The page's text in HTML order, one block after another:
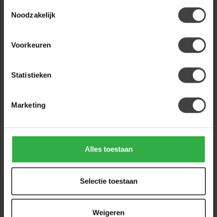
Noodzakelijk
Voorkeuren
Statistieken
Marketing
Alles toestaan
Selectie toestaan
Weigeren
Runa met Houten Onderstel
180 579,00
Heb je een vraag over dit product?
Of heb je hulp nodig bij de bestelling? Neem
+31 224 850
Recent bekeken